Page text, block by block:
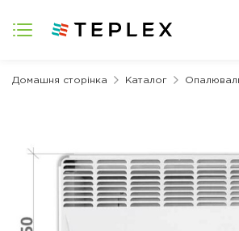
Домашня сторінка Каталог